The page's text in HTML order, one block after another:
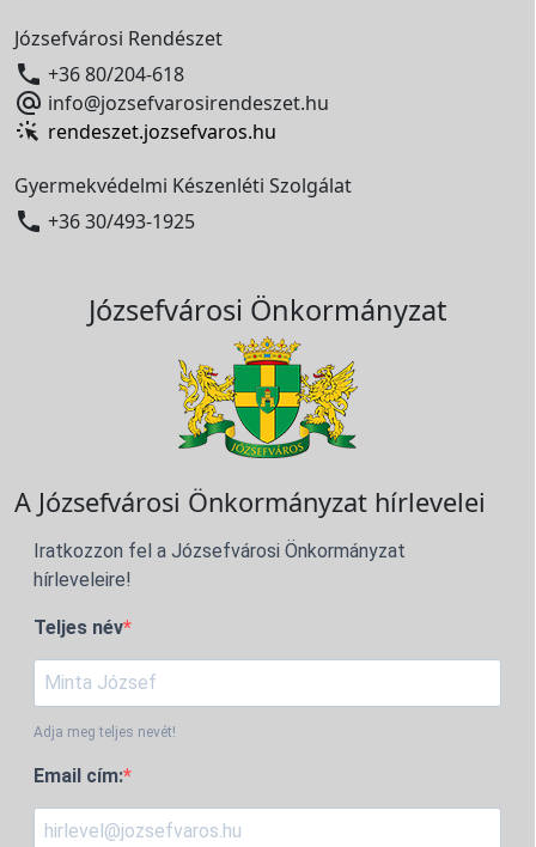
Józsefvárosi Rendészet
 +36 80/204-618
 info@jozsefvarosirendeszet.hu
rendeszet.jozsefvaros.hu
Gyermekvédelmi Készenléti Szolgálat
 +36 30/493-1925
Józsefvárosi Önkormányzat
A Józsefvárosi Önkormányzat hírlevelei
Iratkozzon fel a Józsefvárosi Önkormányzat
hírleveleire!
Teljes név
Adja meg teljes nevét!
Email cím: